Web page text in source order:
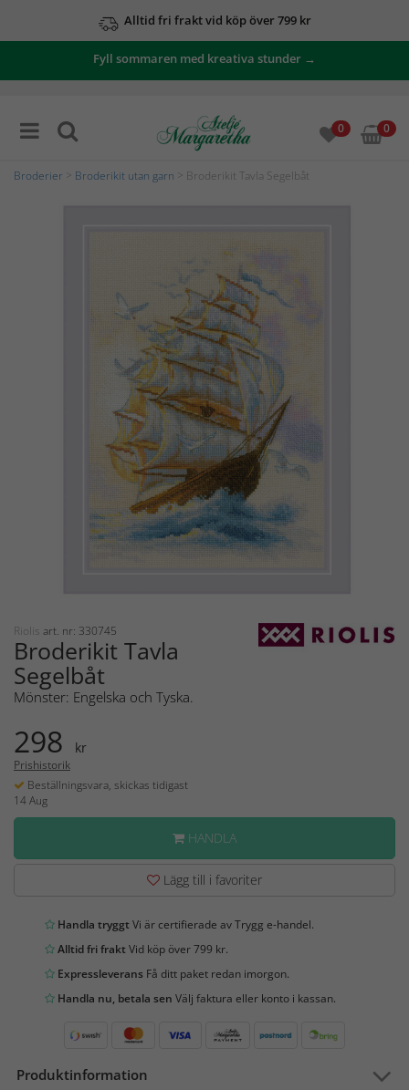
Alltid fri frakt vid köp över 799 kr
Fyll sommaren med kreativa stunder →
0 0
Broderier Broderikit utan garn > Broderikit Tavla Segelbåt
Riolis art. nr: 330745
Broderikit Tavla
Segelbåt
Mönster: Engelska och Tyska.
298 kr
Prishistorik
Beställningsvara, skickas tidigast
14 Aug
HANDLA
Lägg till i favoriter
Handla tryggtVi är certifierade av Trygg e-handel.
Alltid fri fraktVid köp över 799 kr.
Expressleverans Få ditt paket redan imorgon.
Handla nu, betala sen Välj faktura eller konto i kassan.
Produktinformation